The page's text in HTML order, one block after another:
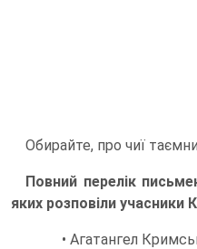
Обирайте, про чиї
Повний перелік
яких розповіли учасники
• Агатангел